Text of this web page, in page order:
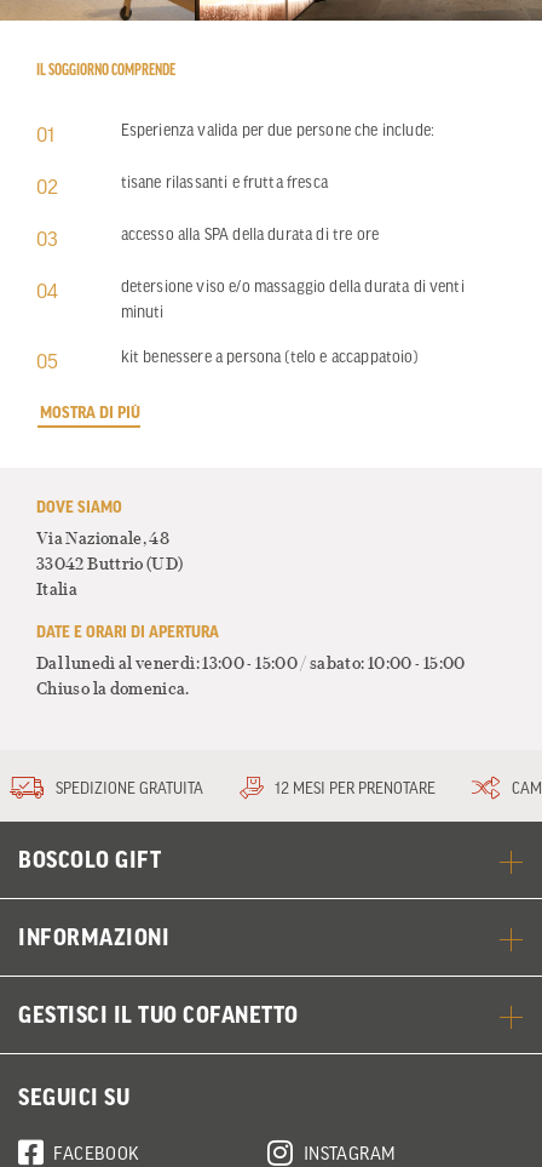
IL SOGGIORNO COMPRENDE
01 Esperienza valida per due persone che include:
02 tisane rilassanti e frutta fresca
03 accesso alla SPA della durata di tre ore
04
detersione viso e/o massaggio della durata di venti
minuti
05 kit benessere a persona (telo e accappatoio)
MOSTRA DI PIÙ
DOVE SIAMO
Via Nazionale, 48
33042 Buttrio(UD)
Italia
DATE E ORARI DI APERTURA
Dal lunedì al venerdì: 13:00 - 15:00 / sabato: 10:00 - 15:00
Chiuso la domenica.
SPEDIZIONE GRATUITA 12 MESI PER PRENOTARE
BOSCOLO GIFT
INFORMAZIONI
GESTISCI IL TUO COFANETTO
SEGUICI SU
FACEBOOK INSTAGRAM